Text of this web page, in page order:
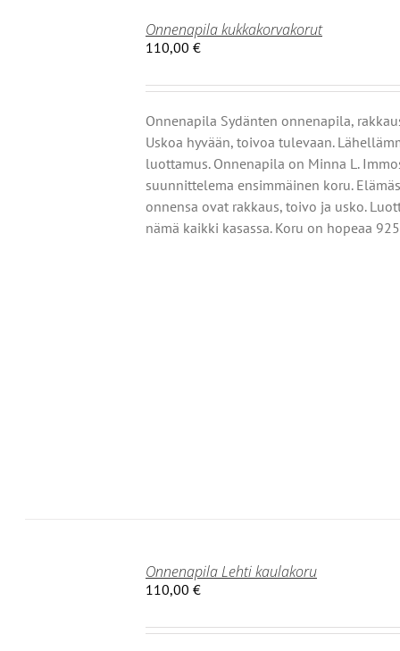
Onnenapila kukkakorvakorut
110,00 €
Onnenapila Sydänten onnenapila,
Uskoa hyvään, toivoa tulevaan.
luottamus. Onnenapila on Minna L.
suunnittelema ensimmäinen koru.
onnensa ovat rakkaus, toivo ja usko.
nämä kaikki kasassa. Koru on hopeaa
Onnenapila Lehti kaulakoru
110,00 €